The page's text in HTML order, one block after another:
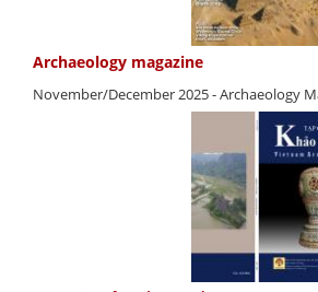
Archaeology magazine
November/December 2025 - Archaeology